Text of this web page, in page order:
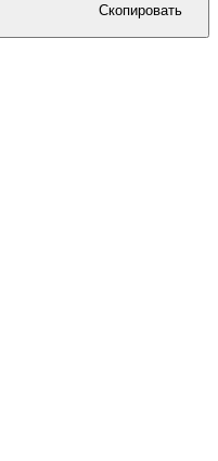
Скопировать